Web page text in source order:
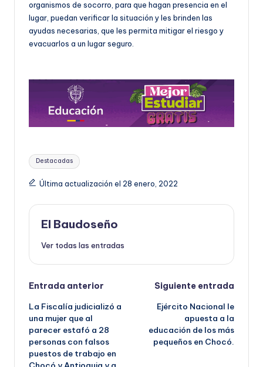
organismos de socorro, para que hagan presencia en el
lugar, puedan verificar la situación y les brinden las
ayudas necesarias, que les permita mitigar el riesgo y
evacuarlos a un lugar seguro.
Etiquetas:
Destacadas
Última actualización el 28 enero, 2022
El Baudoseño
Ver todas las entradas
Navegación
de
entradas
Entrada anterior
La Fiscalía judicializó a
una mujer que al
parecer estafó a 28
personas con falsos
puestos de trabajo en
Siguiente entrada
Ejército Nacional le
apuesta a la
educación de los más
pequeños en Chocó.